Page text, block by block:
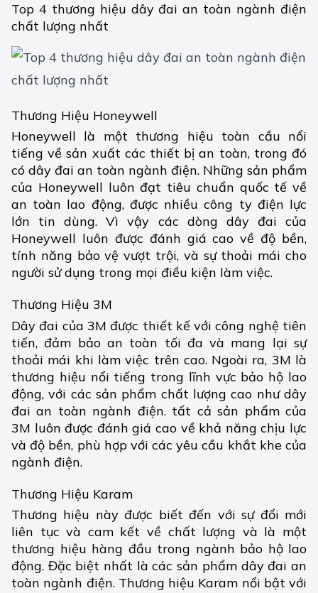
Top 4 thương hiệu dây đai an toàn ngành điện
chất lượng nhất
Thương Hiệu Honeywell
Honeywell là một thương hiệu toàn cầu nổi
tiếng về sản xuất các thiết bị an toàn, trong đó
có dây đai an toàn ngành điện. Những sản phẩm
của Honeywell luôn đạt tiêu chuẩn quốc tế về
an toàn lao động, được nhiều công ty điện lực
lớn tin dùng. Vì vậy các dòng dây đai của
Honeywell luôn được đánh giá cao về độ bền,
tính năng bảo vệ vượt trội, và sự thoải mái cho
người sử dụng trong mọi điều kiện làm việc.
Thương Hiệu 3M
Dây đai của 3M được thiết kế với công nghệ tiên
tiến, đảm bảo an toàn tối đa và mang lại sự
thoải mái khi làm việc trên cao. Ngoài ra, 3M là
thương hiệu nổi tiếng trong lĩnh vực bảo hộ lao
động, với các sản phẩm chất lượng cao như dây
đai an toàn ngành điện. tất cả sản phẩm của
3M luôn được đánh giá cao về khả năng chịu lực
và độ bền, phù hợp với các yêu cầu khắt khe của
ngành điện.
Thương Hiệu Karam
Thương hiệu này được biết đến với sự đổi mới
liên tục và cam kết về chất lượng và là một
thương hiệu hàng đầu trong ngành bảo hộ lao
động. Đặc biệt nhất là các sản phẩm dây đai an
toàn ngành điện. Thương hiệu Karam nổi bật với